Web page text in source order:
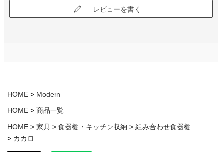
レビューを書く
HOME Modern
HOME 商品一覧
HOME 家具 食器棚・キッチン収納
組み合わせ食器棚
カカロ